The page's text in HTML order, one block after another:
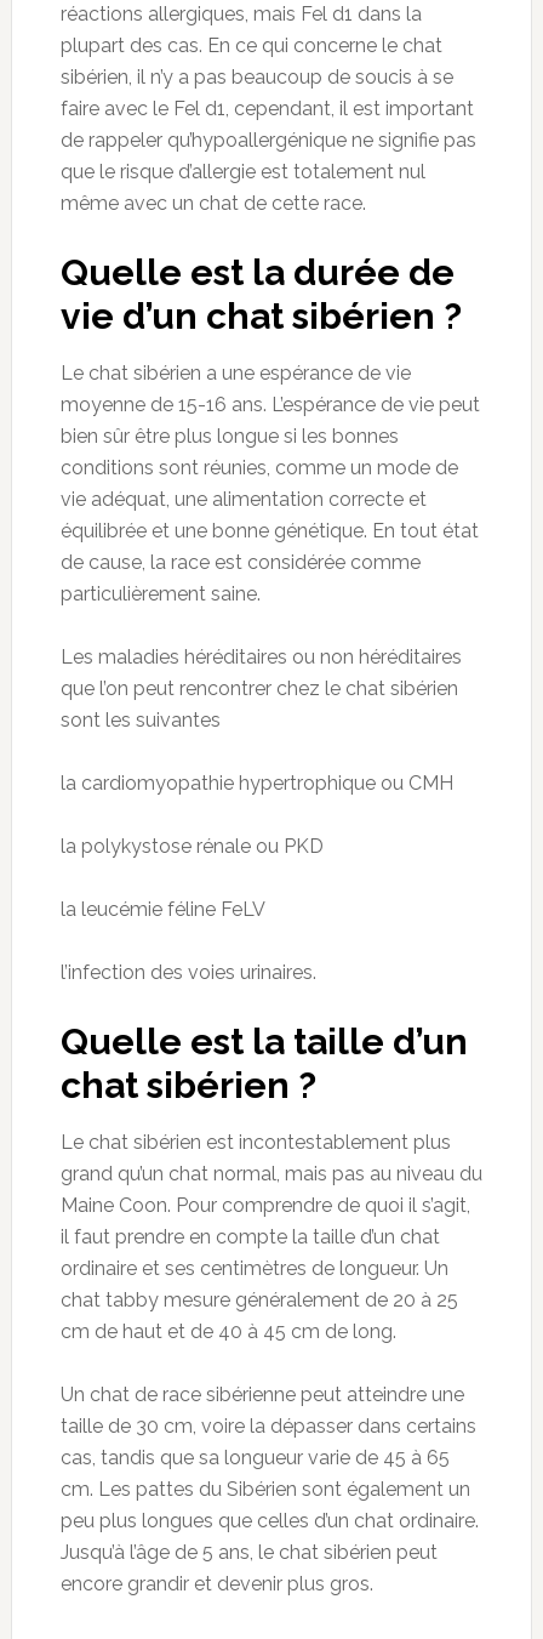
réactions allergiques, mais Fel d1 dans la
plupart des cas. En ce qui concerne le chat
sibérien, il n’y a pas beaucoup de soucis à se
faire avec le Fel d1, cependant, il est important
de rappeler qu’hypoallergénique ne signifie pas
que le risque d’allergie est totalement nul
même avec un chat de cette race.
Quelle est la durée de
vie d’un chat sibérien ?
Le chat sibérien a une espérance de vie
moyenne de 15-16 ans. L’espérance de vie peut
bien sûr être plus longue si les bonnes
conditions sont réunies, comme un mode de
vie adéquat, une alimentation correcte et
équilibrée et une bonne génétique. En tout état
de cause, la race est considérée comme
particulièrement saine.
Les maladies héréditaires ou non héréditaires
que l’on peut rencontrer chez le chat sibérien
sont les suivantes
la cardiomyopathie hypertrophique ou CMH
la polykystose rénale ou PKD
la leucémie féline FeLV
l’infection des voies urinaires.
Quelle est la taille d’un
chat sibérien ?
Le chat sibérien est incontestablement plus
grand qu’un chat normal, mais pas au niveau du
Maine Coon. Pour comprendre de quoi il s’agit,
il faut prendre en compte la taille d’un chat
ordinaire et ses centimètres de longueur. Un
chat tabby mesure généralement de 20 à 25
cm de haut et de 40 à 45 cm de long.
Un chat de race sibérienne peut atteindre une
taille de 30 cm, voire la dépasser dans certains
cas, tandis que sa longueur varie de 45 à 65
cm. Les pattes du Sibérien sont également un
peu plus longues que celles d’un chat ordinaire.
Jusqu’à l’âge de 5 ans, le chat sibérien peut
encore grandir et devenir plus gros.